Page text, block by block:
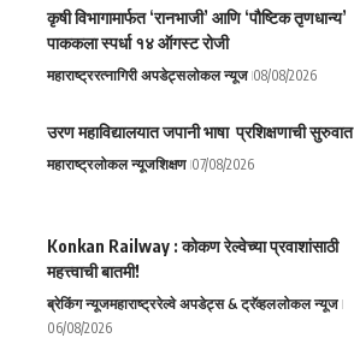
कृषी विभागामार्फत ‘रानभाजी’ आणि ‘पौष्टिक तृणधान्य’
पाककला स्पर्धा १४ ऑगस्ट रोजी
महाराष्ट्ररत्नागिरी अपडेट्सलोकल न्यूज 08/08/2026
उरण महाविद्यालयात जपानी भाषा प्रशिक्षणाची सुरुवात
महाराष्ट्रलोकल न्यूजशिक्षण 07/08/2026
Konkan Railway : कोकण रेल्वेच्या प्रवाशांसाठी
महत्त्वाची बातमी!
ब्रेकिंग न्यूजमहाराष्ट्ररेल्वे अपडेट्स & ट्रॅव्हललोकल न्यूज
06/08/2026